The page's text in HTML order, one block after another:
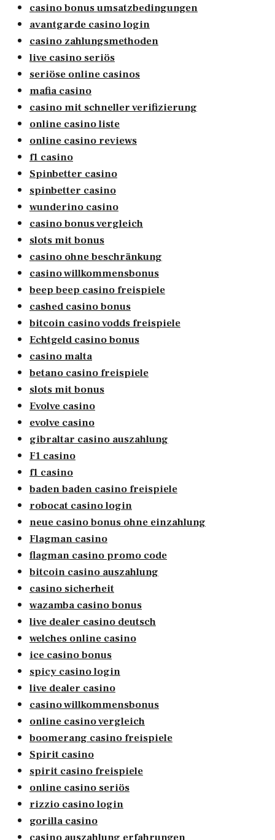
casino bonus umsatzbedingungen
avantgarde casino login
casino zahlungsmethoden
live casino seriös
seriöse online casinos
mafia casino
casino mit schneller verifizierung
online casino liste
online casino reviews
f1 casino
Spinbetter casino
spinbetter casino
wunderino casino
casino bonus vergleich
slots mit bonus
casino ohne beschränkung
casino willkommensbonus
beep beep casino freispiele
cashed casino bonus
bitcoin casino vodds freispiele
Echtgeld casino bonus
casino malta
betano casino freispiele
slots mit bonus
Evolve casino
evolve casino
gibraltar casino auszahlung
F1 casino
f1 casino
baden baden casino freispiele
robocat casino login
neue casino bonus ohne einzahlung
Flagman casino
flagman casino promo code
bitcoin casino auszahlung
casino sicherheit
wazamba casino bonus
live dealer casino deutsch
welches online casino
ice casino bonus
spicy casino login
live dealer casino
casino willkommensbonus
online casino vergleich
boomerang casino freispiele
Spirit casino
spirit casino freispiele
online casino seriös
rizzio casino login
gorilla casino